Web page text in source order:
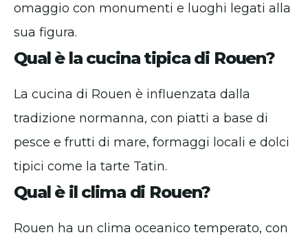
omaggio con monumenti e luoghi legati alla
sua figura.
Qual è la cucina tipica di Rouen?
La cucina di Rouen è influenzata dalla
tradizione normanna, con piatti a base di
pesce e frutti di mare, formaggi locali e dolci
tipici come la tarte Tatin.
Qual è il clima di Rouen?
Rouen ha un clima oceanico temperato, con